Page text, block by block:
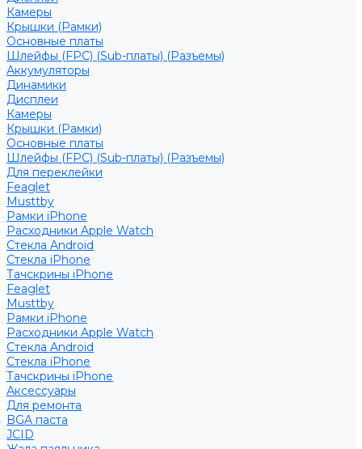
Камеры
Крышки (Рамки)
Основные платы
Шлейфы (FPC) (Sub-платы) (Разъемы)
Аккумуляторы
Динамики
Дисплеи
Камеры
Крышки (Рамки)
Основные платы
Шлейфы (FPC) (Sub-платы) (Разъемы)
Для переклейки
Feaglet
Musttby
Рамки iPhone
Расходники Apple Watch
Стекла Android
Стекла iPhone
Тачскрины iPhone
Feaglet
Musttby
Рамки iPhone
Расходники Apple Watch
Стекла Android
Стекла iPhone
Тачскрины iPhone
Аксессуары
Для ремонта
BGA паста
JCID